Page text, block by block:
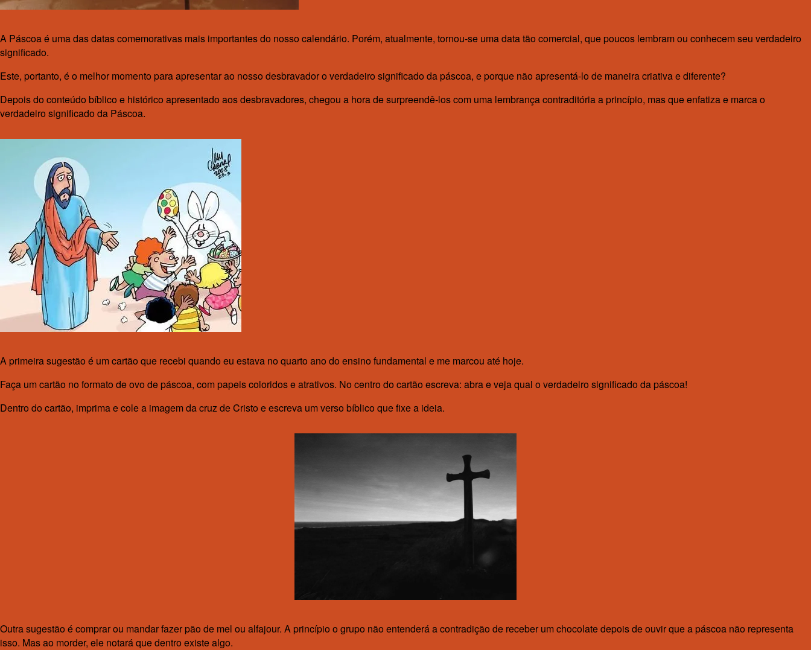
A Páscoa é uma das datas comemorativas mais importantes do nosso calendário. Porém, atualmente, tornou-se uma data tão comercial, que poucos lembram ou conhecem seu verdadeiro
significado.
Este, portanto, é o melhor momento para apresentar ao nosso desbravador o verdadeiro significado da páscoa, e porque não apresentá-lo de maneira criativa e diferente?
Depois do conteúdo bíblico e histórico apresentado aos desbravadores, chegou a hora de surpreendê-los com uma lembrança contraditória a princípio, mas que enfatiza e marca o
verdadeiro significado da Páscoa.
A primeira sugestão é um cartão que recebi quando eu estava no quarto ano do ensino fundamental e me marcou até hoje.
Faça um cartão no formato de ovo de páscoa, com papeis coloridos e atrativos. No centro do cartão escreva: abra e veja qual o verdadeiro significado da páscoa!
Dentro do cartão, imprima e cole a imagem da cruz de Cristo e escreva um verso bíblico que fixe a ideia.
Outra sugestão é comprar ou mandar fazer pão de mel ou alfajour. A princípio o grupo não entenderá a contradição de receber um chocolate depois de ouvir que a páscoa não representa
isso. Mas ao morder, ele notará que dentro existe algo.